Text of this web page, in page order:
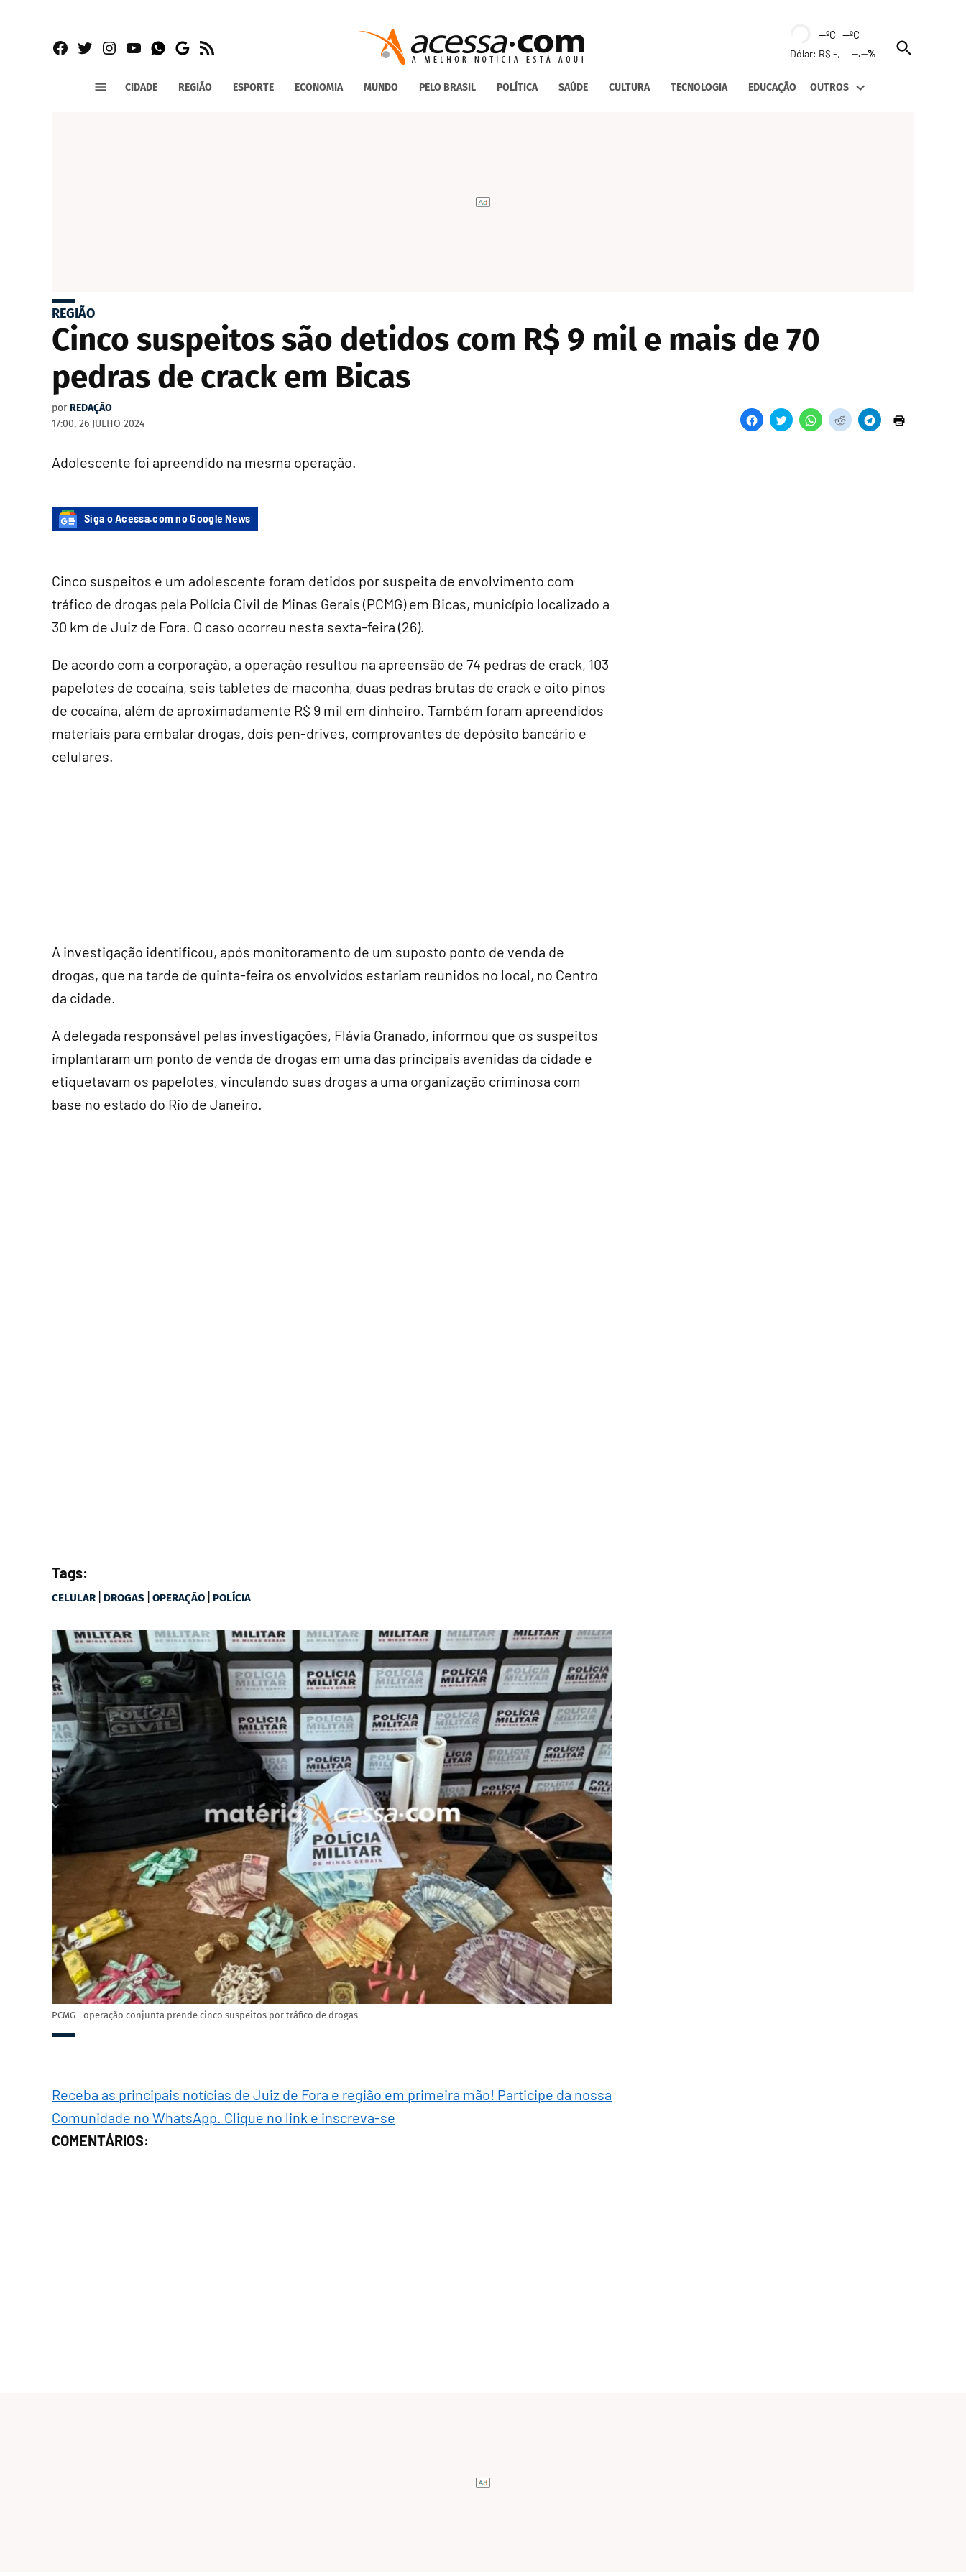
Facebook
TwitterInstagram
YouTubeWhatsapp
Google
News
RSS
--ºC --ºC
Dólar: R$ -,----.--%
Open
Search
CIDADE REGIÃO ESPORTE ECONOMIA MUNDO PELO BRASIL POLÍTICA SAÚDE CULTURA TECNOLOGIA EDUCAÇÃO OUTROS
REGIÃO
Cinco suspeitos são detidos com R$ 9 mil e mais de 70
pedras de crack em Bicas
por REDAÇÃO
17:00, 26 JULHO 2024
Adolescente foi apreendido na mesma operação.
Siga o Acessa.com no Google News
Cinco suspeitos e um adolescente foram detidos por suspeita de envolvimento com
tráfico de drogas pela Polícia Civil de Minas Gerais (PCMG) em Bicas, município localizado a
30 km de Juiz de Fora. O caso ocorreu nesta sexta-feira (26).
De acordo com a corporação, a operação resultou na apreensão de 74 pedras de crack, 103
papelotes de cocaína, seis tabletes de maconha, duas pedras brutas de crack e oito pinos
de cocaína, além de aproximadamente R$ 9 mil em dinheiro. Também foram apreendidos
materiais para embalar drogas, dois pen-drives, comprovantes de depósito bancário e
celulares.
A investigação identificou, após monitoramento de um suposto ponto de venda de
drogas, que na tarde de quinta-feira os envolvidos estariam reunidos no local, no Centro
da cidade.
A delegada responsável pelas investigações, Flávia Granado, informou que os suspeitos
implantaram um ponto de venda de drogas em uma das principais avenidas da cidade e
etiquetavam os papelotes, vinculando suas drogas a uma organização criminosa com
base no estado do Rio de Janeiro.
Tags:
CELULAR | DROGAS | OPERAÇÃO | POLÍCIA
PCMG - operação conjunta prende cinco suspeitos por tráfico de drogas
Receba as principais notícias de Juiz de Fora e região em primeira mão! Participe da nossa
Comunidade no WhatsApp. Clique no link e inscreva-se
COMENTÁRIOS: